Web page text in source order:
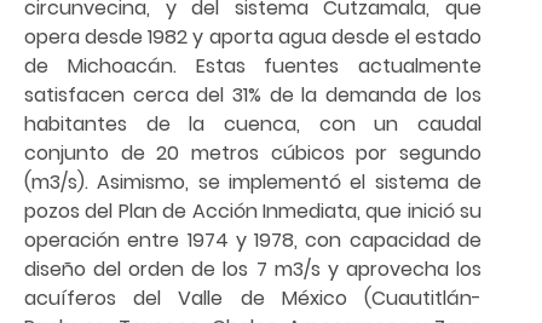
circunvecina, y del sistema Cutzamala, que
opera desde 1982 y aporta agua desde el estado
de Michoacán. Estas fuentes actualmente
satisfacen cerca del 31% de la demanda de los
habitantes de la cuenca, con un caudal
conjunto de 20 metros cúbicos por segundo
(m3/s). Asimismo, se implementó el sistema de
pozos del Plan de Acción Inmediata, que inició su
operación entre 1974 y 1978, con capacidad de
diseño del orden de los 7 m3/s y aprovecha los
acuíferos del Valle de México (Cuautitlán-